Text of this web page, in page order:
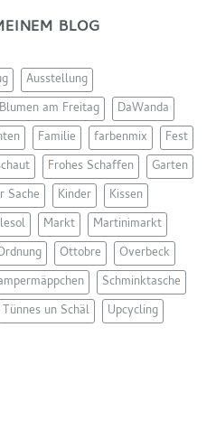
BLOG
Ausstellung
Blumen am Freitag
DaWanda
Familie farbenmix
Fest
Frohes Schaffen
Garten
Sache Kinder
Kissen
Markt
Martinimarkt
Ottobre
Overbeck
Schminktasche
Tünnes un Schäl
Upcycling